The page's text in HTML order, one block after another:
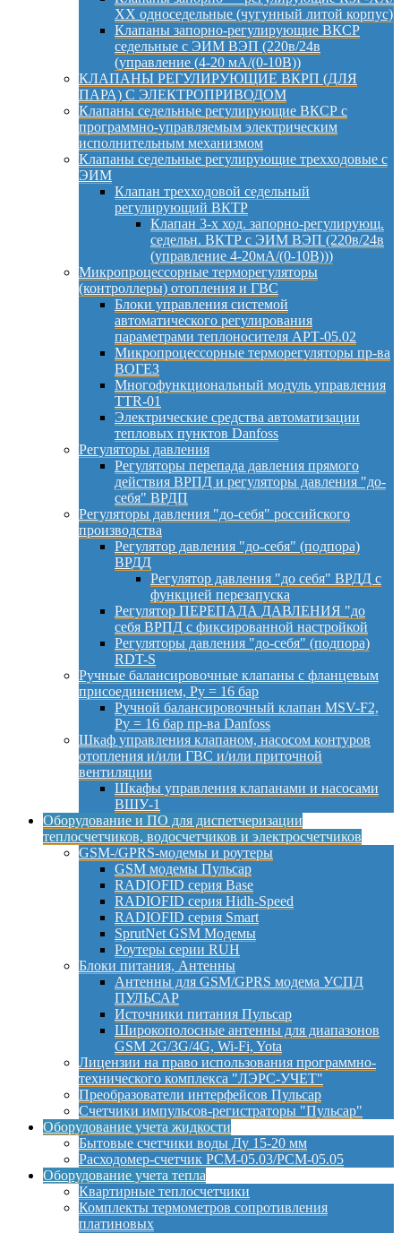
ХХ односедельные (чугунный литой корпус)
Клапаны запорно-регулирующие ВКСР
седельные с ЭИМ ВЭП (220в/24в
(управление (4-20 мА/(0-10В))
КЛАПАНЫ РЕГУЛИРУЮЩИЕ ВКРП (ДЛЯ
ПАРА) С ЭЛЕКТРОПРИВОДОМ
Клапаны седельные регулирующие ВКСР с
программно-управляемым электрическим
исполнительным механизмом
Клапаны седельные регулирующие трехходовые с
ЭИМ
Клапан трехходовой седельный
регулирующий ВКТР
Клапан 3-х ход. запорно-регулирующ.
седельн. ВКТР с ЭИМ ВЭП (220в/24в
(управление 4-20мА/(0-10В)))
Микропроцессорные терморегуляторы
(контроллеры) отопления и ГВС
Блоки управления системой
автоматического регулирования
параметрами теплоносителя АРТ-05.02
Микропроцессорные терморегуляторы пр-ва
ВОГЕЗ
Многофункциональный модуль управления
TTR-01
Электрические средства автоматизации
тепловых пунктов Danfoss
Регуляторы давления
Регуляторы перепада давления прямого
действия ВРПД и регуляторы давления "до-
себя" ВРДП
Регуляторы давления "до-себя" российского
производства
Регулятор давления "до-себя" (подпора)
ВРДД
Регулятор давления "до себя" ВРДД с
функцией перезапуска
Регулятор ПЕРЕПАДА ДАВЛЕНИЯ "до
себя ВРПД с фиксированной настройкой
Регуляторы давления "до-себя" (подпора)
RDT-S
Ручные балансировочные клапаны с фланцевым
присоединением, Py = 16 бар
Ручной балансировочный клапан MSV-F2,
Py = 16 бар пр-ва Danfoss
Шкаф управления клапаном, насосом контуров
отопления и/или ГВС и/или приточной
вентиляции
Шкафы управления клапанами и насосами
ВШУ-1
Оборудование и ПО для диспетчеризации
теплосчетчиков, водосчетчиков и электросчетчиков
GSM-/GPRS-модемы и роутеры
GSM модемы Пульсар
RADIOFID серия Base
RADIOFID серия Hidh-Speed
RADIOFID серия Smart
SprutNet GSM Модемы
Роутеры серии RUH
Блоки питания, Антенны
Антенны для GSM/GPRS модема УСПД
ПУЛЬСАР
Источники питания Пульсар
Широкополосные антенны для диапазонов
GSM 2G/3G/4G, Wi-Fi, Yota
Лицензии на право использования программно-
технического комплекса "ЛЭРС-УЧЕТ"
Преобразователи интерфейсов Пульсар
Счетчики импульсов-регистраторы "Пульсар"
Оборудование учета жидкости
Бытовые счетчики воды Ду 15-20 мм
Расходомер-счетчик РСМ-05.03/РСМ-05.05
Оборудование учета тепла
Квартирные теплосчетчики
Комплекты термометров сопротивления
платиновых